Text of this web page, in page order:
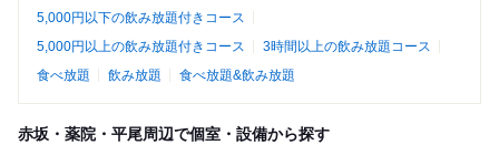
5,000円以下の飲み放題付きコース
5,000円以上の飲み放題付きコース
3時間以上の飲み放題コース
食べ放題
飲み放題 食べ放題&飲み放題
赤坂・薬院・平尾周辺で個室・設備から探す